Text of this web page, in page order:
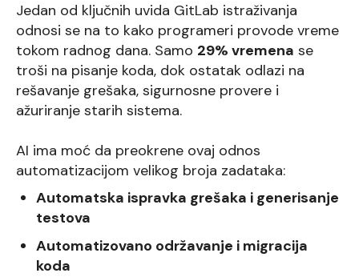
Jedan od ključnih uvida GitLab istraživanja
odnosi se na to kako programeri provode vreme
tokom radnog dana. Samo 29% vremena se
troši na pisanje koda, dok ostatak odlazi na
rešavanje grešaka, sigurnosne provere i
ažuriranje starih sistema.
AI ima moć da preokrene ovaj odnos
automatizacijom velikog broja zadataka:
Automatska ispravka grešaka i generisanje
testova
Automatizovano održavanje i migracija
koda